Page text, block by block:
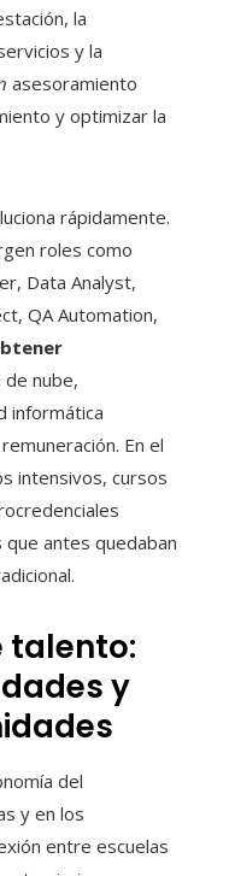
la
y la
asesoramiento
y optimizar la
rápidamente.
roles como
Data Analyst,
QA Automation,
nube,
informática
En el
intensivos, cursos
antes quedaban
talento:
y
del
y en los
entre escuelas